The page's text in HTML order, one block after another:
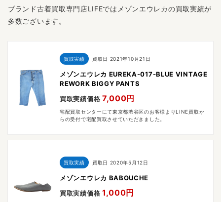
ブランド古着買取専門店LIFEではメゾンエウレカの買取実績が
多数ございます。
買取実績 買取日 2021年10月21日
メゾンエウレカ EUREKA-017-BLUE VINTAGE
REWORK BIGGY PANTS
買取実績価格 7,000円
宅配買取センターにて東京都渋谷区のお客様よりLINE買取か
らの受付で宅配買取させていただきました。
買取実績 買取日 2020年5月12日
メゾンエウレカ BABOUCHE
買取実績価格 1,000円